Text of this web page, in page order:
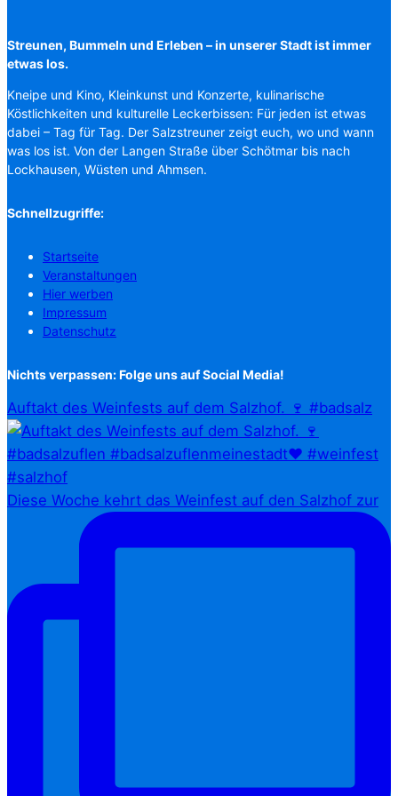
Streunen, Bummeln und Erleben – in unserer Stadt ist immer
etwas los.
Kneipe und Kino, Kleinkunst und Konzerte, kulinarische
Köstlichkeiten und kulturelle Leckerbissen: Für jeden ist etwas
dabei – Tag für Tag. Der Salzstreuner zeigt euch, wo und wann
was los ist. Von der Langen Straße über Schötmar bis nach
Lockhausen, Wüsten und Ahmsen.
Schnellzugriffe:
Startseite
Veranstaltungen
Hier werben
Impressum
Datenschutz
Nichts verpassen: Folge uns auf Social Media!
Auftakt des Weinfests auf dem Salzhof. 🍷 #badsalz
Diese Woche kehrt das Weinfest auf den Salzhof zur